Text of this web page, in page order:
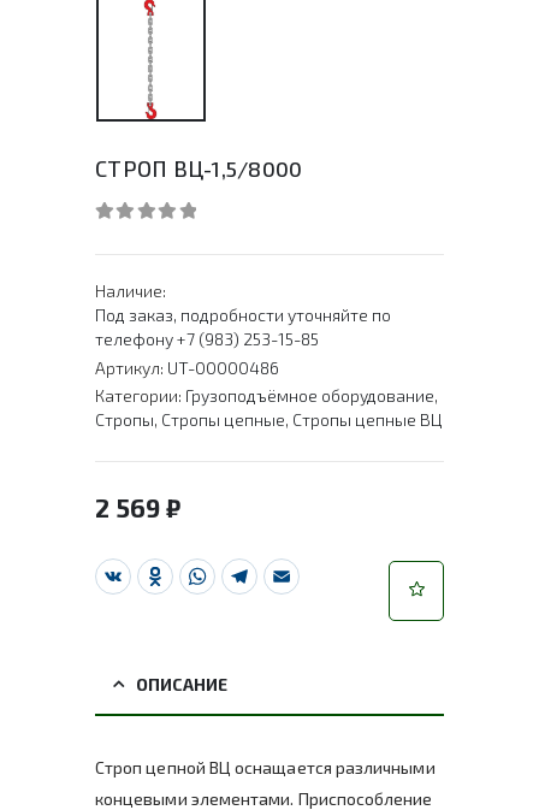
СТРОП ВЦ-1,5/8000
Наличие:
Под заказ, подробности уточняйте по
телефону +7 (983) 253-15-85
Артикул: UT-00000486
Категории: Грузоподъёмное оборудование,
Стропы, Стропы цепные, Стропы цепные ВЦ
2 569 ₽
VK Odnoklassniki
WhatsApp
Telegram
Email
ОПИСАНИЕ
Строп цепной ВЦ оснащается различными
концевыми элементами. Приспособление